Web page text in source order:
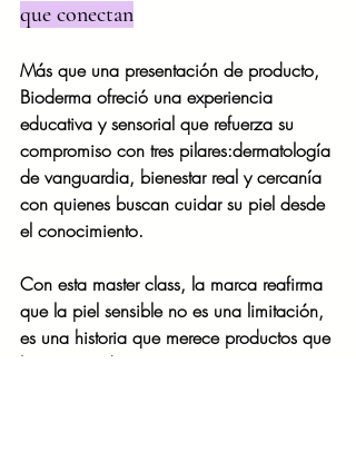
que conectan
Más que una presentación de producto,
Bioderma ofreció una experiencia
educativa y sensorial que refuerza su
compromiso con tres pilares:dermatología
de vanguardia, bienestar real y cercanía
con quienes buscan cuidar su piel desde
el conocimiento.
Con esta master class, la marca reafirma
que la piel sensible no es una limitación,
es una historia que merece productos que
la comprendan.